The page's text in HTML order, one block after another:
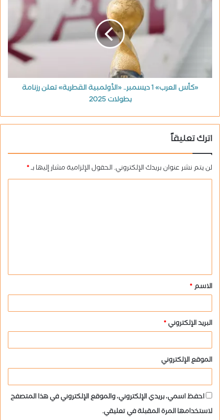
«كأس العرب» 1 ديسمبر.. «الأولمبية القطرية» تعلن رزنامة
بطولات 2025
اترك تعليقاً
لن يتم نشر عنوان بريدك الإلكتروني.الحقول الإلزامية مشار إليها بـ*
ق
*
الاسم*
البريد الإلكتروني*
الموقع الإلكتروني
احفظ اسمي، بريدي الإلكتروني، والموقع الإلكتروني في هذا المتصفح
لاستخدامها المرة المقبلة في تعليقي.